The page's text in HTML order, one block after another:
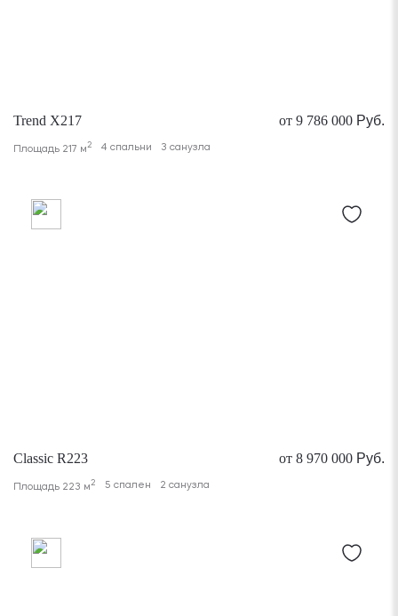
Trend X217 от 9 786 000 Руб.
Площадь 217 м2 4 спальни 3 санузла
Classic R223 от 8 970 000 Руб.
Площадь 223 м2 5 спален 2 санузла